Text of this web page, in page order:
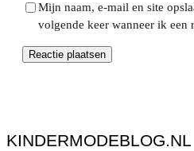
Mijn naam, e-mail en site
volgende keer wanneer ik een
KINDERMODEBLOG.NL